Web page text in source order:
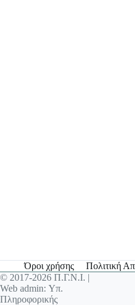
Όροι χρήσης Πολιτική
© 2017-2026 Π.Γ.Ν.Ι. |
Web admin: Υπ.
Πληροφορικής